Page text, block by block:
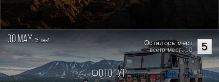
30 may. 15 дней 5
Осталось мест
всего мест: 10
Фототур